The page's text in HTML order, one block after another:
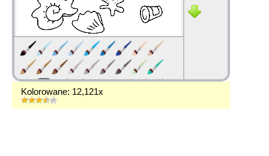
Kolorowane: 12,121x